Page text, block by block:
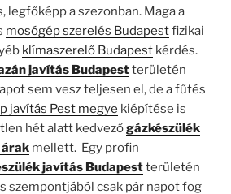
legfőképp a szezonban. Maga a
mosógép szerelés Budapestfizikai
klímaszerelő Budapestkérdés.
javítás Budapestterületén
sem vesz teljesen el, de a fűtés
javítás Pest megye kiépítése is
hét alatt kedvezőgázkészülék
mellett. Egy profin
javítás Budapestterületén
szempontjából csak pár napot fog